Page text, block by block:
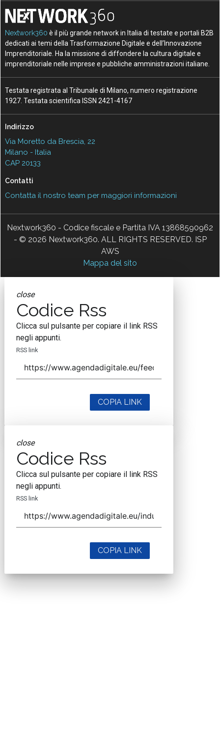
Nextwork360 è il più grande network in Italia di testate e portali B2B
dedicati ai temi della Trasformazione Digitale e dell’Innovazione
Imprenditoriale. Ha la missione di diffondere la cultura digitale e
imprenditoriale nelle imprese e pubbliche amministrazioni italiane.
Testata registrata al Tribunale di Milano, numero registrazione
1927. Testata scientifica ISSN 2421-4167
Indirizzo
Via Moretto da Brescia, 22
Milano - Italia
CAP 20133
Contatti
Contatta il nostro team per maggiori informazioni
Nextwork360 - Codice fiscale e Partita IVA 13868590962
- © 2026 Nextwork360. ALL RIGHTS RESERVED. ISP
AWS
Mappa del sito
close
Codice Rss
Clicca sul pulsante per copiare il link RSS
negli appunti.
RSS link
COPIA LINK
close
Codice Rss
Clicca sul pulsante per copiare il link RSS
negli appunti.
RSS link
COPIA LINK